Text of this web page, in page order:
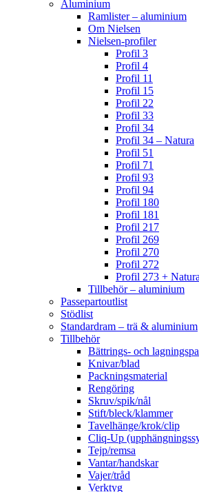
Aluminium
Ramlister – aluminium
Om Nielsen
Nielsen-profiler
Profil 3
Profil 4
Profil 11
Profil 15
Profil 22
Profil 33
Profil 34
Profil 34 – Natura
Profil 51
Profil 71
Profil 93
Profil 94
Profil 180
Profil 181
Profil 217
Profil 269
Profil 270
Profil 272
Profil 273 + Natura
Tillbehör – aluminium
Passepartoutlist
Stödlist
Standardram – trä & aluminium
Tillbehör
Bättrings- och
Knivar/blad
Packningsmaterial
Rengöring
Skruv/spik/nål
Stift/bleck/klammer
Tavelhänge/krok/clip
Cliq-Up
Tejp/remsa
Vantar/handskar
Vajer/tråd
Verktyg